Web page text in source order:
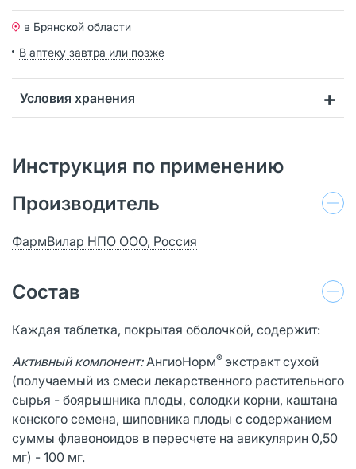
в Брянской области
В аптеку завтра или позже
Условия хранения
Инструкция по применению
Производитель
ФармВилар НПО ООО, Россия
Состав
Каждая таблетка, покрытая оболочкой, содержит:
Активный компонент:АнгиоНорм® экстракт сухой
(получаемый из смеси лекарственного растительного
сырья - боярышника плоды, солодки корни, каштана
конского семена, шиповника плоды с содержанием
суммы флавоноидов в пересчете на авикулярин 0,50
мг) - 100 мг.